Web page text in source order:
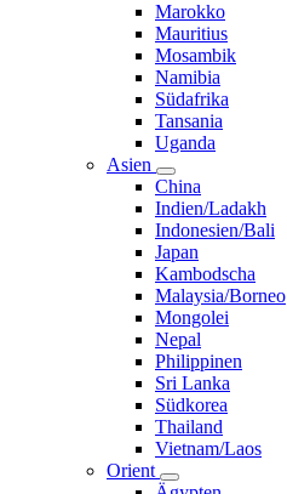
Marokko
Mauritius
Mosambik
Namibia
Südafrika
Tansania
Uganda
Asien
China
Indien/Ladakh
Indonesien/Bali
Japan
Kambodscha
Malaysia/Borneo
Mongolei
Nepal
Philippinen
Sri Lanka
Südkorea
Thailand
Vietnam/Laos
Orient